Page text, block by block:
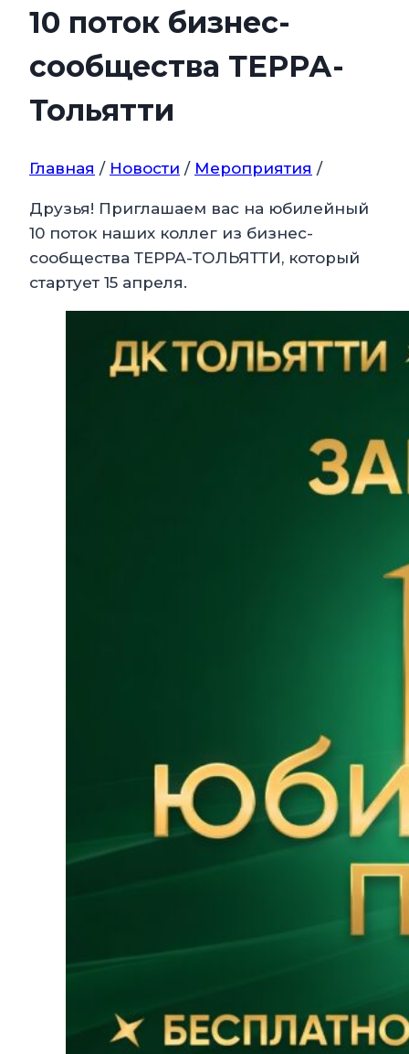
10 поток бизнес-
сообщества ТЕРРА-
Тольятти
Главная / Новости / Мероприятия /
Друзья! Приглашаем вас на юбилейный
10 поток наших коллег из бизнес-
сообщества ТЕРРА-ТОЛЬЯТТИ, который
стартует 15 апреля.